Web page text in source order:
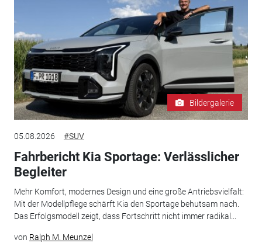
Bildergalerie
05.08.2026 #SUV
Fahrbericht Kia Sportage: Verlässlicher
Begleiter
Mehr Komfort, modernes Design und eine große Antriebsvielfalt:
Mit der Modellpflege schärft Kia den Sportage behutsam nach.
Das Erfolgsmodell zeigt, dass Fortschritt nicht immer radikal...
von Ralph M. Meunzel